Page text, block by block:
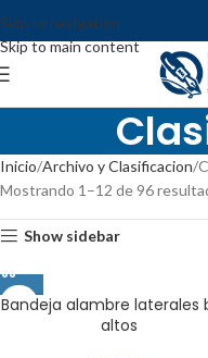
Skip to navigation
Skip to main content
Inicio Archivo y Clasificacion
Mostrando 1–12 de 96
Show sidebar
Bandeja alambre laterales
altos